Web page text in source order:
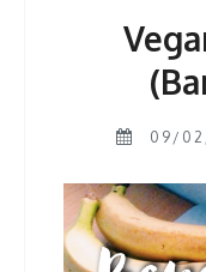
09/